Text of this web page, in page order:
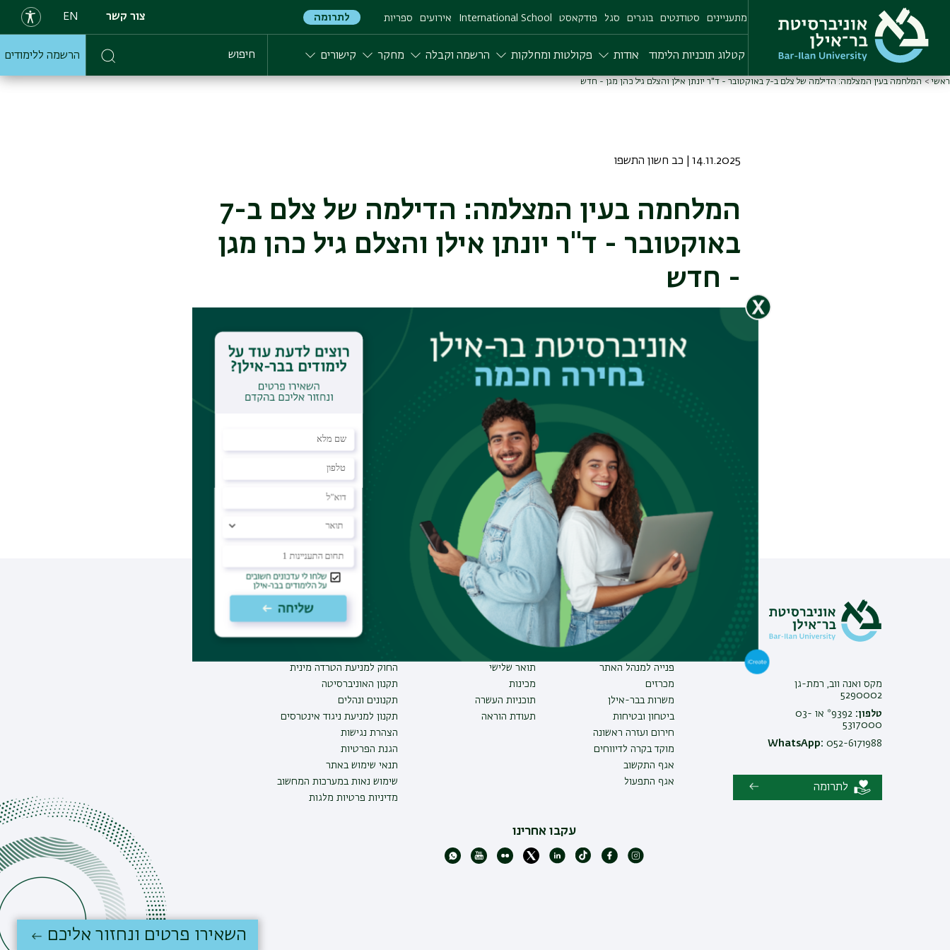
main
content
מתעניינים סטודנטים בוגרים סגל פודקאסט International School אירועים ספריות לתרומה צור קשר EN
קטלוג תוכניות הלימוד אודות פקולטות ומחלקות הרשמה וקבלה מחקר קישורים חיפוש הרשמה ללימודים
ראשי המלחמה בעין המצלמה: הדילמה של צלם ב-7 באוקטובר - ד"ר יונתן אילן והצלם גיל כהן מגן - חדש
14.11.2025 | כב חשון התשפו
המלחמה בעין המצלמה: הדילמה של צלם ב-7
באוקטובר - ד"ר יונתן אילן והצלם גיל כהן מגן
- חדש
להתרחשותם. עם אילו קונפליקטים התמודד באותו יום כישראלי וכיהודי, איך הצליח לתפקד
ולסקר באופן מקצועי את המראות הקשים מנשוא? בפרק זה בסדרה "מלחמה מבעד לעדשת
המצלמה" מראיין ד"ר יונתן אילן מבית הספר לתקשורת את הצלם גיל כהן מגן, על חוויותיו ועל
עקבו אחרינו גם בוואטצאפ
מקס ואנה ווב, רמת-גן
5290002
טלפון:
9392* או 03-
5317000
WhatsApp: 052-6171988
לתרומה
מידע וסיוע
פנייה למנהל האתר
מכרזים
משרות בבר-אילן
ביטחון ובטיחות
חירום ועזרה ראשונה
מוקד בקרה לדיווחים
אגף התקשוב
אגף התפעול
תחומי לימוד
תואר ראשון
תואר שלישי
מכינות
תוכניות העשרה
תעודת הוראה
מבקר האוניברסיטה
החוק למניעת הטרדה מינית
תקנון האוניברסיטה
תקנונים ונהלים
תקנון למניעת ניגוד אינטרסים
הצהרת נגישות
הגנת הפרטיות
תנאי שימוש באתר
שימוש נאות במערכות המחשוב
מדיניות פרטיות מלגות
עקבו אחרינו
השאירו פרטים ונחזור אליכם